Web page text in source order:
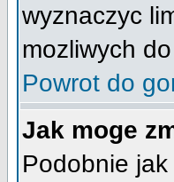
wyznaczyc
mozliwych
Powrot do
Jak moge
Podobnie